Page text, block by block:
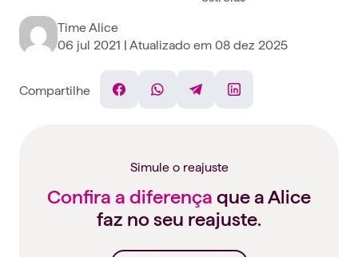
Time Alice
06 jul 2021 | Atualizado em 08 dez 2025
Compartilhe
FacebookWhatsAppTelegramLinkedin
Simule o reajuste
Confira a diferença que a Alice
faz no seu reajuste.